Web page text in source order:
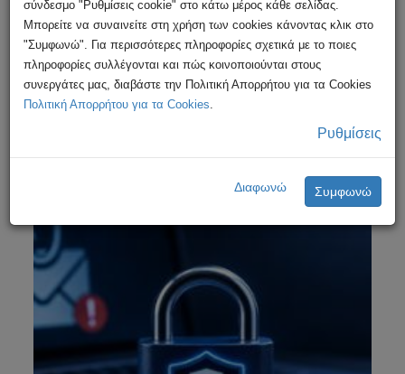
Ανακοινώσεις - Τελευταία Νέα
σύνδεσμο "Ρυθμίσεις cookie" στο κάτω μέρος κάθε σελίδας.
Μπορείτε να συναινείτε στη χρήση των cookies κάνοντας κλικ στο
"Συμφωνώ". Για περισσότερες πληροφορίες σχετικά με το ποιες
πληροφορίες συλλέγονται και πώς κοινοποιούνται στους
συνεργάτες μας, διαβάστε την Πολιτική Απορρήτου για τα Cookies
Πολιτική Απορρήτου για τα Cookies.
Ρυθμίσεις
Διαφωνώ Συμφωνώ